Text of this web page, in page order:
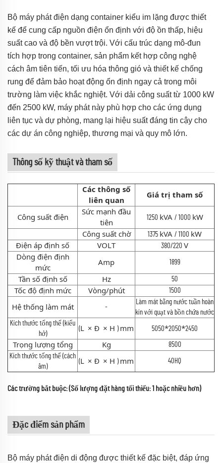
Bộ máy phát điện dạng container kiểu im lặng được thiết
kế để cung cấp nguồn điện ổn định với độ ồn thấp, hiệu
suất cao và độ bền vượt trội. Với cấu trúc dạng mô-đun
tích hợp trong container, sản phẩm kết hợp công nghệ
cách âm tiên tiến, tối ưu hóa thông gió và thiết kế chống
rung để đảm bảo hoạt động ổn định ngay cả trong môi
trường làm việc khắc nghiệt. Với dải công suất từ 1000 kW
đến 2500 kW, máy phát này phù hợp cho các ứng dụng
liên tục và dự phòng, mang lại hiệu suất đáng tin cậy cho
các dự án công nghiệp, thương mại và quy mô lớn.
Thông số kỹ thuật và tham số
Các thông số
liên quan
Giá trị tham số
Công suất điện
Sức mạnh đầu
tiên
1250 kVA / 1000 kW
Công suất chờ
1375 kVA / 1100 kW
Điện áp định số
VOLT 380/220 V
Dòng điện định
mức
Amp 1899
Tần số định số Hz 50
Tốc độ định mức Vòng/phút 1500
Hệ thống làm mát -
Làm mát bằng nước tuần hoàn
kín với quạt và bồn chứa nước
Kích thước tổng thể (kiểu
hở)
(L × Đ × H ) mm 5050*2050*2450
Trọng lượng tổng Kg
8500
Kích thước tổng thể (cách
âm)
(L × Đ × H ) mm 40HQ
Các trường bắt buộc: (Số lượng đặt hàng tối thiểu: 1 hoặc nhiều hơn)
Đặc điểm sản phẩm
Bộ máy phát điện di động được thiết kế đặc biệt, đáp ứng